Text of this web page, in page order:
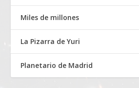
Miles de millones
La Pizarra de Yuri
Planetario de Madrid